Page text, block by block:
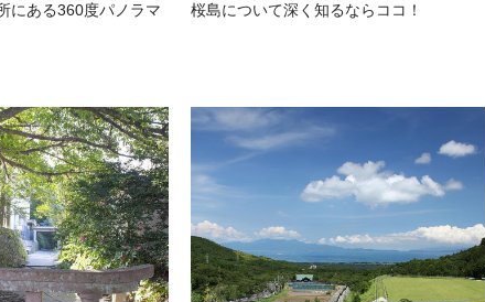
にある360度パノラマ
桜島について深く知るならココ！